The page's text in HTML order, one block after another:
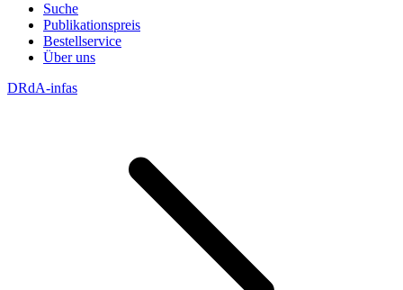
Suche
Publikationspreis
Bestellservice
Über uns
DRdA-infas